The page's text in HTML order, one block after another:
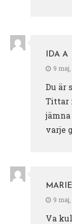
IDA A
9 maj,
Du är
Tittar
varje
9 maj,
Va